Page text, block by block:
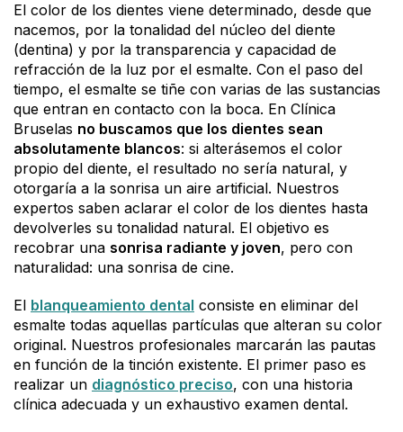
El color de los dientes viene determinado, desde que
nacemos, por la tonalidad del núcleo del diente
(dentina) y por la transparencia y capacidad de
refracción de la luz por el esmalte. Con el paso del
tiempo, el esmalte se tiñe con varias de las sustancias
que entran en contacto con la boca. En Clínica
Bruselas no buscamos que los dientes sean
absolutamente blancos: si alterásemos el color
propio del diente, el resultado no sería natural, y
otorgaría a la sonrisa un aire artificial. Nuestros
expertos saben aclarar el color de los dientes hasta
devolverles su tonalidad natural. El objetivo es
recobrar una sonrisa radiante y joven, pero con
naturalidad: una sonrisa de cine.
El blanqueamiento dental consiste en eliminar del
esmalte todas aquellas partículas que alteran su color
original. Nuestros profesionales marcarán las pautas
en función de la tinción existente. El primer paso es
realizar un diagnóstico preciso, con una historia
clínica adecuada y un exhaustivo examen dental.